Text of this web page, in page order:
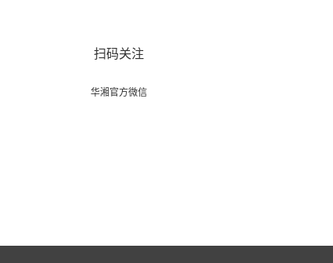
扫码关注
华湘官方微信